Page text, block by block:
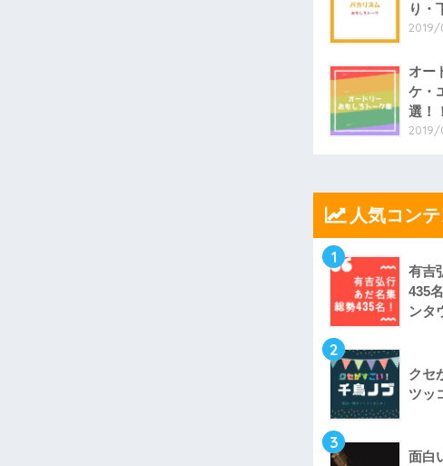
り・
オー
ケ・
選！！
人気コン
1
有吉
435
ンタ
2
クセ
ツッ
3
面白